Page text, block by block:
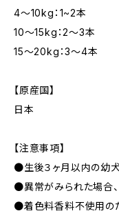
4〜10kg：1~2本
10〜15kg：2〜3本
15〜20kg：3〜4本
【原産国】
日本
【注意事項】
●生後３ヶ月以内の幼
●異常がみられた場合
●着色料香料不使用の